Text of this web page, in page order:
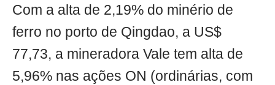
Com a alta de 2,19% do minério de
ferro no porto de Qingdao, a US$
77,73, a mineradora Vale tem alta de
5,96% nas ações ON (ordinárias, com